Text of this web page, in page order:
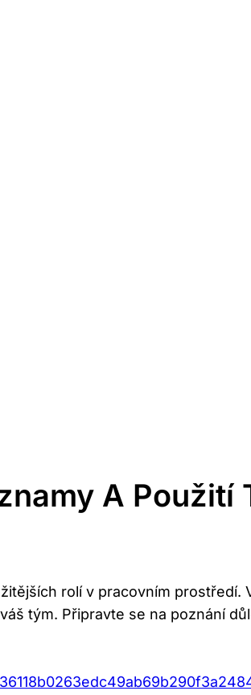
A Použití
rolí v ‌pracovním ⁤prostředí.
tým. Připravte se na poznání